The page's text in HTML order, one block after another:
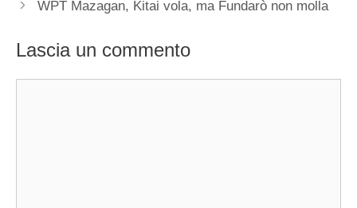
WPT Mazagan, Kitai vola, ma Fundarò non molla
Lascia un commento